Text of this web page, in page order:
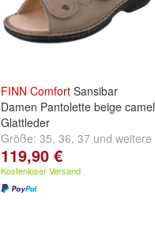
FINN Comfort Sansibar
Damen Pantolette beige camel
Glattleder
Größe: 35, 36, 37 und weitere
...
119,90 €
Kostenloser Versand